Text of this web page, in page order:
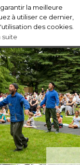
la meilleure
à utiliser ce dernier,
des cookies.
suite